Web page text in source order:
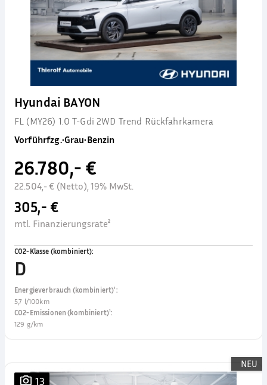
Hyundai BAYON
FL (MY26) 1.0 T-Gdi 2WD Trend Rückfahrkamera
Vorführfzg.•Grau•Benzin
26.780,- €
22.504,- € (Netto), 19% MwSt.
305,- €
mtl. Finanzierungsrate²
CO2-Klasse (kombiniert):
D
Energieverbrauch (kombiniert)¹:
5,7 l/100km
CO2-Emissionen (kombiniert)¹:
129 g/km
NEU
13